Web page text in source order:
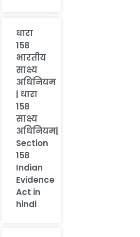
धारा
158
भारतीय
साक्ष्य
अधिनियम
| धारा
158
साक्ष्य
अधिनियम|
Section
158
Indian
Evidence
Act in
hindi